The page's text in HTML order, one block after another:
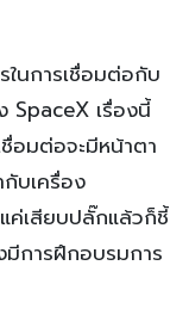
ในการเชื่อมต่อกับ
SpaceX เรื่องนี้
อมต่อจะมีหน้าตา
บเครื่อง
ค่เสียบปลั๊กแล้วก็ชี้
การฝึกอบรมการ